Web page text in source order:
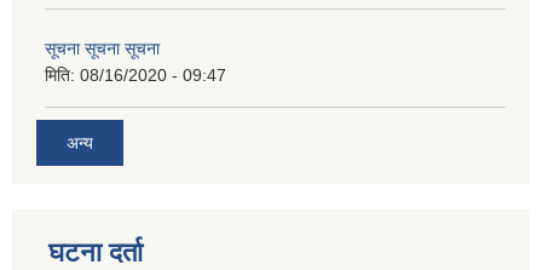
सूचना सूचना सूचना
मिति: 08/16/2020 - 09:47
अन्य
घटना दर्ता